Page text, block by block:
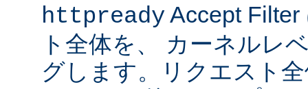
httpready Accept
ト全体を、 カーネルレ
グします。リクエスト